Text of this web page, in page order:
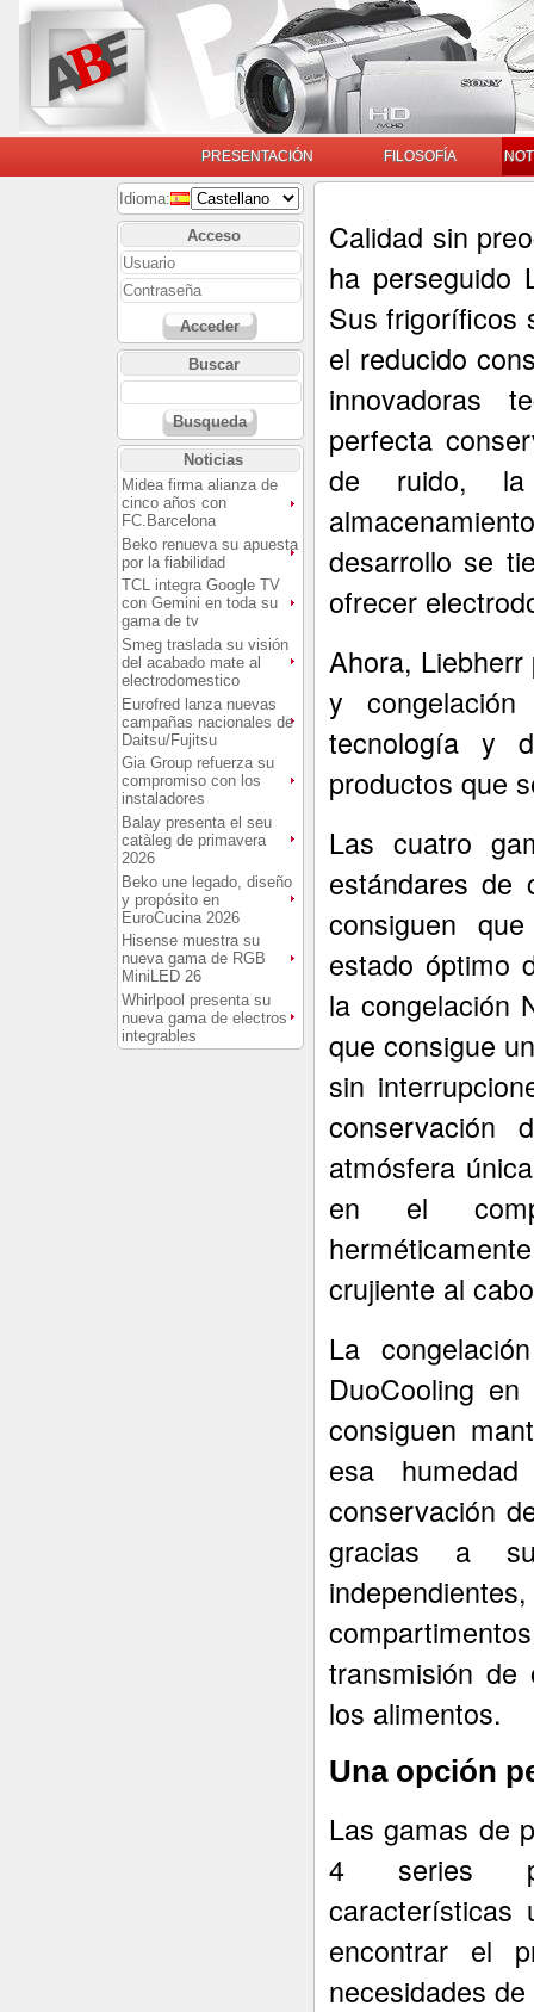
PRESENTACIÓN FILOSOFÍA
Idioma:
Acceso
Acceder
Buscar
Busqueda
Noticias
Midea firma alianza de
cinco años con
FC.Barcelona
Beko renueva su apuesta
por la fiabilidad
TCL integra Google TV
con Gemini en toda su
gama de tv
Smeg traslada su visión
del acabado mate al
electrodomestico
Eurofred lanza nuevas
campañas nacionales de
Daitsu/Fujitsu
Gia Group refuerza su
compromiso con los
instaladores
Balay presenta el seu
catàleg de primavera
2026
Beko une legado, diseño
y propósito en
EuroCucina 2026
Hisense muestra su
nueva gama de RGB
MiniLED 26
Whirlpool presenta su
nueva gama de electros
integrables
Calidad sin
ha perseguido
Sus frigoríficos
el reducido
innovadoras
perfecta
de ruido,
desarrollo se
ofrecer
Ahora,
y
tecnología y
productos que
Las cuatro
estándares de
consiguen
estado óptimo
la congelación
que consigue
sin
atmósfera
en el
crujiente al
La
DuoCooling
consiguen
esa
conservación
gracias a
transmisión
los alimentos.
Una opción
Las gamas de
4 series
características
encontrar el
necesidades